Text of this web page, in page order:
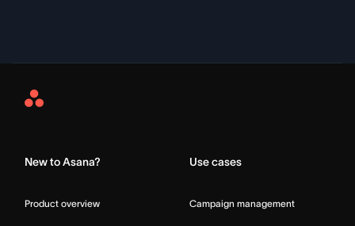
Asana
New to Asana?
Product overview
Use cases
Campaign management